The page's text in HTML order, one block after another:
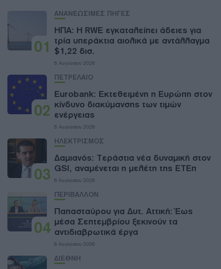
01
ΑΝΑΝΕΩΣΙΜΕΣ ΠΗΓΕΣ
ΗΠΑ: Η RWE εγκαταλείπει άδειες για
τρία υπεράκτια αιολικά με αντάλλαγμα
$1,22 δισ.
6 Αυγούστου 2026
02
ΠΕΤΡΕΛΑΙΟ
Eurobank: Εκτεθειμένη η Ευρώπη στον
κίνδυνο διακύμανσης των τιμών
ενέργειας
6 Αυγούστου 2026
03
ΗΛΕΚΤΡΙΣΜΟΣ
Δαμιανός: Τεράστια νέα δυναμική στον
GSI, αναμένεται η μελέτη της ΕΤΕπ
6 Αυγούστου 2026
04
ΠΕΡΙΒΑΛΛΟΝ
Παπασταύρου για Δυτ. Αττική: Έως
μέσα Σεπτεμβρίου ξεκινούν τα
αντιδιαβρωτικά έργα
6 Αυγούστου 2026
ΔΙΕΘΝΗ